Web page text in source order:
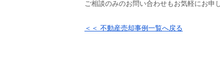
ご相談のみのお問い合わせもお気軽にお申
＜＜ 不動産売却事例一覧へ戻る